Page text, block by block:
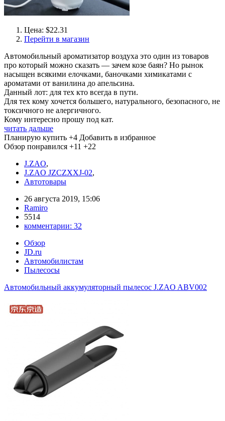
Цена: $22.31
Перейти в магазин
Автомобильный ароматизатор воздуха это один из товаров
про который можно сказать — зачем козе баян? Но рынок
насыщен всякими елочками, баночками химикатами с
ароматами от ванилина до апельсина.
Данный лот: для тех кто всегда в пути.
Для тех кому хочется большего, натурального, безопасного, не
токсичного не алергичного.
Кому интересно прошу под кат.
читать дальше
Планирую купить +4 Добавить в избранное
Обзор понравился +11 +22
J.ZAO,
J.ZAO JZCZXXJ-02,
Автотовары
26 августа 2019, 15:06
Ramiro
5514
комментарии: 32
Обзор
JD.ru
Автомобилистам
Пылесосы
Автомобильный аккумуляторный пылесос J.ZAO ABV002